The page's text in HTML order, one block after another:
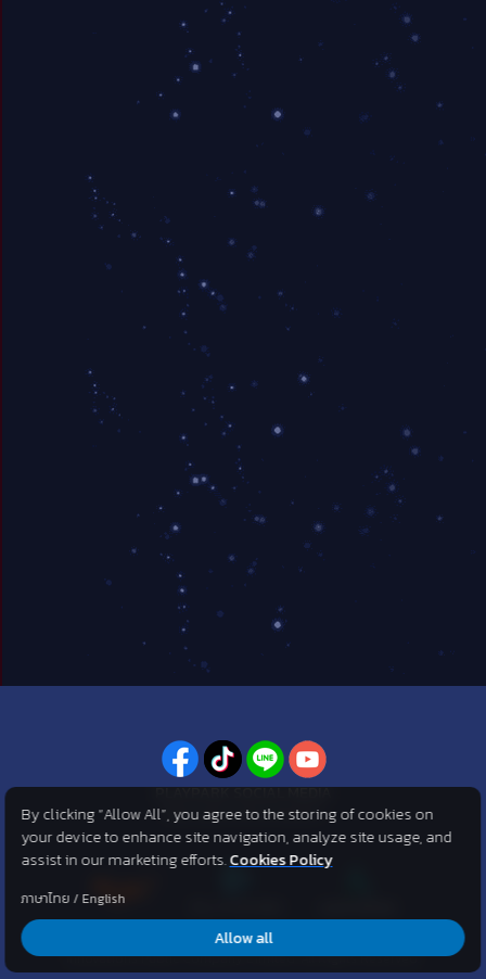
PLAYPARK SOCIAL MEDIA
ไม่พลาดทุกข่าวสารจาก PlayPark
©2007 KOG corporation . All Rights Reserved. ©2012 Asphere
Innovations Public Company Limited. All Rights Reserved.
By clicking “Allow All”, you agree to the storing of cookies on
your device to enhance site navigation, analyze site usage, and
assist in our marketing efforts.Cookies Policy
ภาษาไทย / English
Allow all